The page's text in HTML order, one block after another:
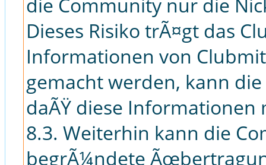
Dieses Risiko trÃ¤gt das
Informationen von
gemacht werden, kann
daÃŸ diese Informationen
8.3. Weiterhin kann die
begrÃ¼ndete